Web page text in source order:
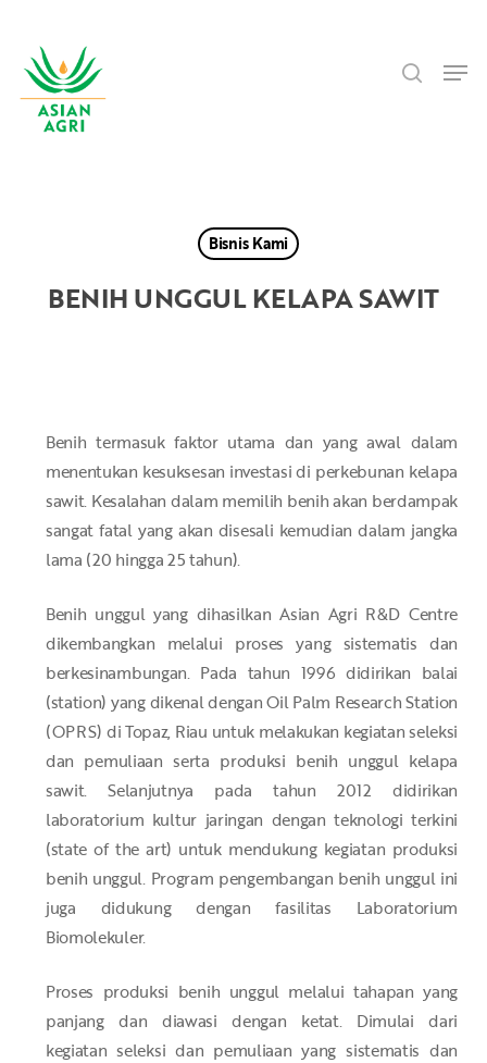
main
content
Bisnis Kami
BENIH UNGGUL KELAPA SAWIT
Benih termasuk faktor utama dan yang awal dalam
menentukan kesuksesan investasi di perkebunan kelapa
sawit. Kesalahan dalam memilih benih akan berdampak
sangat fatal yang akan disesali kemudian dalam jangka
lama (20 hingga 25 tahun).
Benih unggul yang dihasilkan Asian Agri R&D Centre
dikembangkan melalui proses yang sistematis dan
berkesinambungan. Pada tahun 1996 didirikan balai
(station) yang dikenal dengan Oil Palm Research Station
(OPRS) di Topaz, Riau untuk melakukan kegiatan seleksi
dan pemuliaan serta produksi benih unggul kelapa
sawit. Selanjutnya pada tahun 2012 didirikan
laboratorium kultur jaringan dengan teknologi terkini
(state of the art) untuk mendukung kegiatan produksi
benih unggul. Program pengembangan benih unggul ini
juga didukung dengan fasilitas Laboratorium
Biomolekuler.
Proses produksi benih unggul melalui tahapan yang
panjang dan diawasi dengan ketat. Dimulai dari
kegiatan seleksi dan pemuliaan yang sistematis dan